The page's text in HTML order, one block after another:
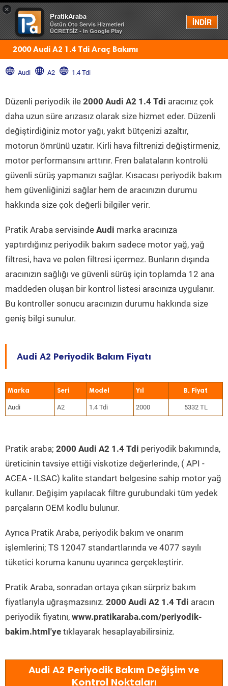
×
PratikAraba
Üstün Oto Servis Hizmetleri
ÜCRETSİZ - In Google Play
İNDİR
Menü
2000 Audi A2 1.4 Tdi Araç Bakımı
Audi A2 1.4 Tdi
Düzenli periyodik ile 2000 Audi A2 1.4 Tdi aracınız çok
daha uzun süre arızasız olarak size hizmet eder. Düzenli
değiştirdiğiniz motor yağı, yakıt bütçenizi azaltır,
motorun ömrünü uzatır. Kirli hava filtrenizi değiştirmeniz,
motor performansını arttırır. Fren balataların kontrolü
güvenli sürüş yapmanızı sağlar. Kısacası periyodik bakım
hem güvenliğinizi sağlar hem de aracınızın durumu
hakkında size çok değerli bilgiler verir.
Pratik Araba servisinde Audi marka aracınıza
yaptırdığınız periyodik bakım sadece motor yağ, yağ
filtresi, hava ve polen filtresi içermez. Bunların dışında
aracınızın sağlığı ve güvenli sürüş için toplamda 12 ana
maddeden oluşan bir kontrol listesi aracınıza uygulanır.
Bu kontroller sonucu aracınızın durumu hakkında size
geniş bilgi sunulur.
Audi A2 Periyodik Bakım Fiyatı
Marka Seri Model Yıl
Audi A2 1.4 Tdi 2000 5332 TL
Pratik araba; 2000 Audi A2 1.4 Tdi periyodik bakımında,
üreticinin tavsiye ettiği viskotize değerlerinde, ( API -
ACEA - ILSAC) kalite standart belgesine sahip motor yağ
kullanır. Değişim yapılacak filtre gurubundaki tüm yedek
parçaların OEM kodlu bulunur.
Ayrıca Pratik Araba, periyodik bakım ve onarım
işlemlerini; TS 12047 standartlarında ve 4077 sayılı
tüketici koruma kanunu uyarınca gerçekleştirir.
Pratik Araba, sonradan ortaya çıkan sürpriz bakım
fiyatlarıyla uğraşmazsınız. 2000 Audi A2 1.4 Tdi aracın
periyodik fiyatını, www.pratikaraba.com/periyodik-
bakim.html'ye tıklayarak hesaplayabilirsiniz.
Audi A2 Periyodik Bakım Değişim ve
Kontrol Noktaları